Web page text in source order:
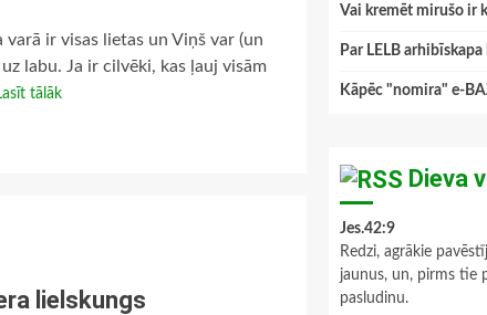
varā ir visas lietas un Viņš var (un
labu. Ja ir cilvēki, kas ļauj visām
tālāk
lielskungs
Vai kremēt mirušo ir
Par LELB
Kāpēc "nomira" e-
Dieva
Jes.42:9
Redzi, agrākie
jaunus, un, pirms tie
pasludinu.